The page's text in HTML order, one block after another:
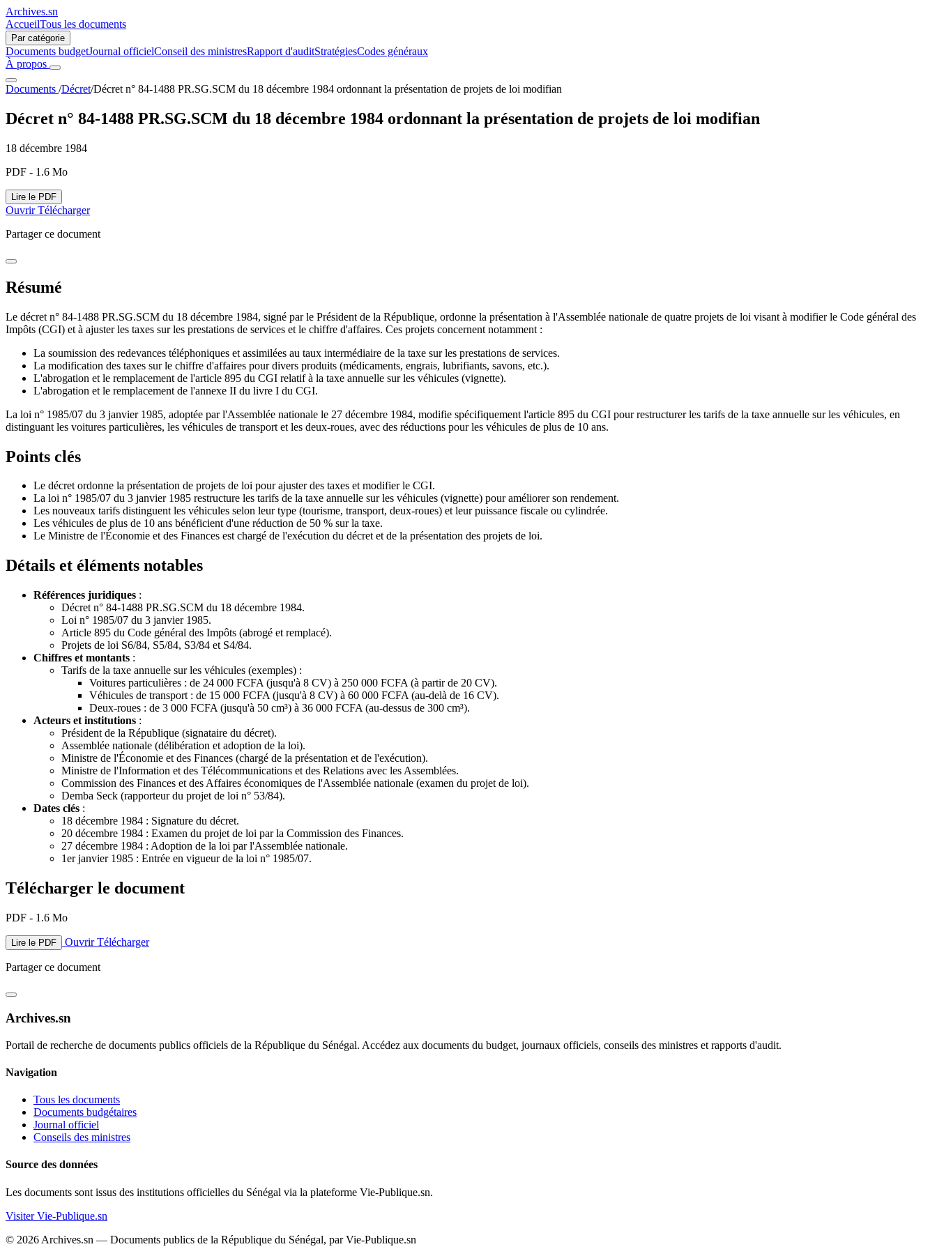
Archives.sn
AccueilTous les documents
Par catégorie
Documents budgetJournal officielConseil des ministresRapport d'auditStratégiesCodes généraux
À propos
Documents /Décret/Décret n° 84-1488 PR.SG.SCM du 18 décembre 1984 ordonnant la présentation de projets de loi modifian
Décret n° 84-1488 PR.SG.SCM du 18 décembre 1984 ordonnant la présentation de projets de loi modifian
18 décembre 1984
PDF - 1.6 Mo
Lire le PDF
OuvrirTélécharger
Partager ce document
Résumé
Le décret n° 84-1488 PR.SG.SCM du 18 décembre 1984, signé par le Président de la République, ordonne la présentation à l'Assemblée nationale de quatre projets de loi visant à modifier le Code général des
Impôts (CGI) et à ajuster les taxes sur les prestations de services et le chiffre d'affaires. Ces projets concernent notamment :
La soumission des redevances téléphoniques et assimilées au taux intermédiaire de la taxe sur les prestations de services.
La modification des taxes sur le chiffre d'affaires pour divers produits (médicaments, engrais, lubrifiants, savons, etc.).
L'abrogation et le remplacement de l'article 895 du CGI relatif à la taxe annuelle sur les véhicules (vignette).
L'abrogation et le remplacement de l'annexe II du livre I du CGI.
La loi n° 1985/07 du 3 janvier 1985, adoptée par l'Assemblée nationale le 27 décembre 1984, modifie spécifiquement l'article 895 du CGI pour restructurer les tarifs de la taxe annuelle sur les véhicules, en
distinguant les voitures particulières, les véhicules de transport et les deux-roues, avec des réductions pour les véhicules de plus de 10 ans.
Points clés
Le décret ordonne la présentation de projets de loi pour ajuster des taxes et modifier le CGI.
La loi n° 1985/07 du 3 janvier 1985 restructure les tarifs de la taxe annuelle sur les véhicules (vignette) pour améliorer son rendement.
Les nouveaux tarifs distinguent les véhicules selon leur type (tourisme, transport, deux-roues) et leur puissance fiscale ou cylindrée.
Les véhicules de plus de 10 ans bénéficient d'une réduction de 50 % sur la taxe.
Le Ministre de l'Économie et des Finances est chargé de l'exécution du décret et de la présentation des projets de loi.
Détails et éléments notables
Références juridiques :
Décret n° 84-1488 PR.SG.SCM du 18 décembre 1984.
Loi n° 1985/07 du 3 janvier 1985.
Article 895 du Code général des Impôts (abrogé et remplacé).
Projets de loi S6/84, S5/84, S3/84 et S4/84.
Chiffres et montants :
Tarifs de la taxe annuelle sur les véhicules (exemples) :
Voitures particulières : de 24 000 FCFA (jusqu'à 8 CV) à 250 000 FCFA (à partir de 20 CV).
Véhicules de transport : de 15 000 FCFA (jusqu'à 8 CV) à 60 000 FCFA (au-delà de 16 CV).
Deux-roues : de 3 000 FCFA (jusqu'à 50 cm³) à 36 000 FCFA (au-dessus de 300 cm³).
Acteurs et institutions :
Président de la République (signataire du décret).
Assemblée nationale (délibération et adoption de la loi).
Ministre de l'Économie et des Finances (chargé de la présentation et de l'exécution).
Ministre de l'Information et des Télécommunications et des Relations avec les Assemblées.
Commission des Finances et des Affaires économiques de l'Assemblée nationale (examen du projet de loi).
Demba Seck (rapporteur du projet de loi n° 53/84).
Dates clés :
18 décembre 1984 : Signature du décret.
20 décembre 1984 : Examen du projet de loi par la Commission des Finances.
27 décembre 1984 : Adoption de la loi par l'Assemblée nationale.
1er janvier 1985 : Entrée en vigueur de la loi n° 1985/07.
Télécharger le document
PDF - 1.6 Mo
Lire le PDF OuvrirTélécharger
Partager ce document
Archives.sn
Portail de recherche de documents publics officiels de la République du Sénégal. Accédez aux documents du budget, journaux officiels, conseils des ministres et rapports d'audit.
Navigation
Tous les documents
Documents budgétaires
Journal officiel
Conseils des ministres
Source des données
Les documents sont issus des institutions officielles du Sénégal via la plateforme Vie-Publique.sn.
Visiter Vie-Publique.sn
© 2026 Archives.sn — Documents publics de la République du Sénégal, par Vie-Publique.sn